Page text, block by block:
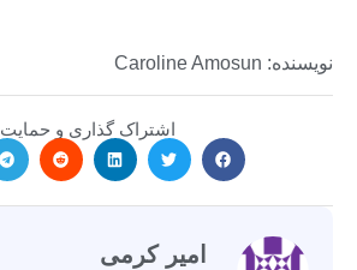
نویسنده: Caroline Amosun
اشتراک گذاری و حمایت
امیر کرمی